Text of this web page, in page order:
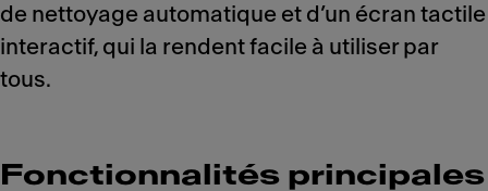
de nettoyage automatique et d’un écran tactile
interactif, qui la rendent facile à utiliser par
tous.
Fonctionnalités principales